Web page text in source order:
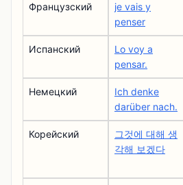
Французский
je vais y
penser
Испанский
Lo voy a
pensar.
Немецкий
Ich denke
darüber nach.
Корейский
그것에 대해 생
각해 보겠다